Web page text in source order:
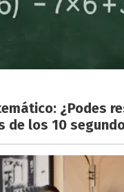
¿Podes
de los 10